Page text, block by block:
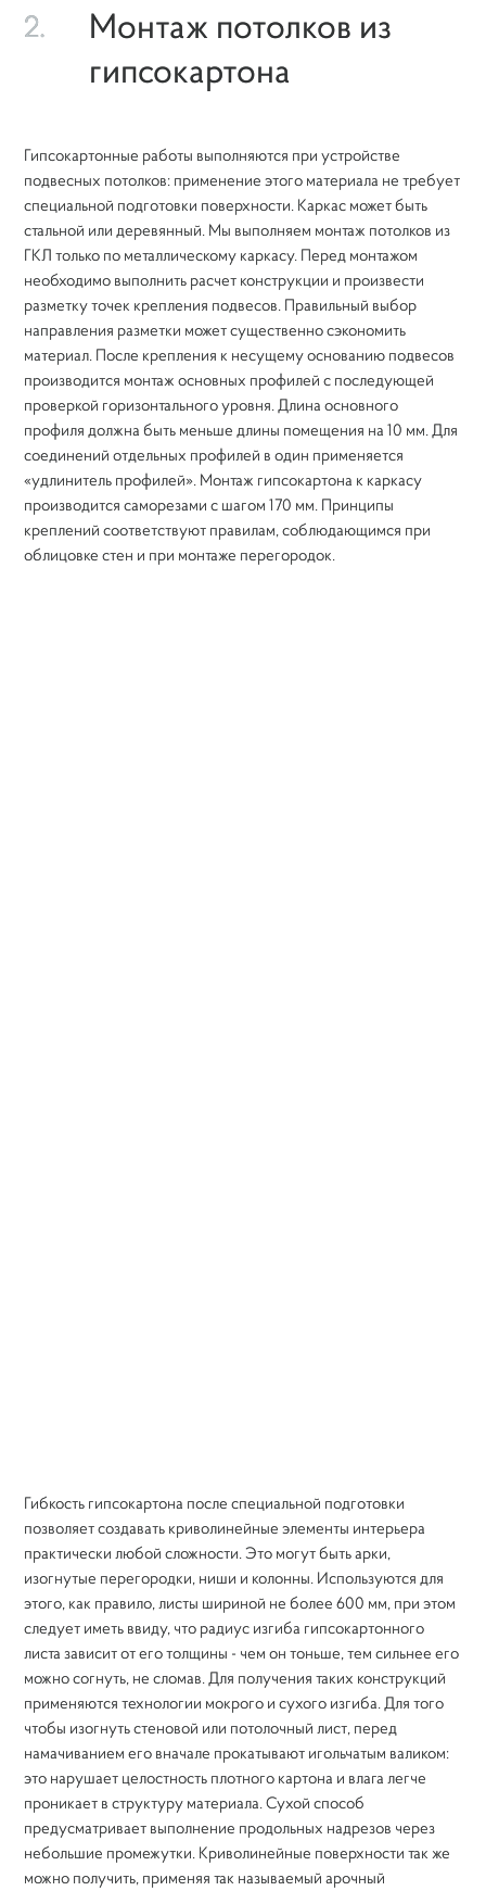
2.
Монтаж потолков из
гипсокартона
Гипсокартонные работы выполняются при устройстве
подвесных потолков: применение этого материала не требует
специальной подготовки поверхности. Каркас может быть
стальной или деревянный. Мы выполняем монтаж потолков из
ГКЛ только по металлическому каркасу. Перед монтажом
необходимо выполнить расчет конструкции и произвести
разметку точек крепления подвесов. Правильный выбор
направления разметки может существенно сэкономить
материал. После крепления к несущему основанию подвесов
производится монтаж основных профилей с последующей
проверкой горизонтального уровня. Длина основного
профиля должна быть меньше длины помещения на 10 мм. Для
соединений отдельных профилей в один применяется
«удлинитель профилей». Монтаж гипсокартона к каркасу
производится саморезами с шагом 170 мм. Принципы
креплений соответствуют правилам, соблюдающимся при
облицовке стен и при монтаже перегородок.
Гибкость гипсокартона после специальной подготовки
позволяет создавать криволинейные элементы интерьера
практически любой сложности. Это могут быть арки,
изогнутые перегородки, ниши и колонны. Используются для
этого, как правило, листы шириной не более 600 мм, при этом
следует иметь ввиду, что радиус изгиба гипсокартонного
листа зависит от его толщины - чем он тоньше, тем сильнее его
можно согнуть, не сломав. Для получения таких конструкций
применяются технологии мокрого и сухого изгиба. Для того
чтобы изогнуть стеновой или потолочный лист, перед
намачиванием его вначале прокатывают игольчатым валиком:
это нарушает целостность плотного картона и влага легче
проникает в структуру материала. Сухой способ
предусматривает выполнение продольных надрезов через
небольшие промежутки. Криволинейные поверхности так же
можно получить, применяя так называемый арочный